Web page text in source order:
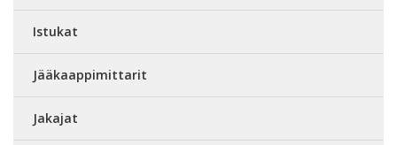
Istukat
Jääkaappimittarit
Jakajat